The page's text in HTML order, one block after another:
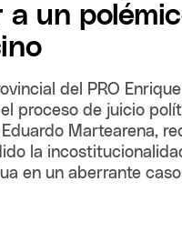
a un
del PRO
proceso de juicio
Martearena,
la
en un aberrante